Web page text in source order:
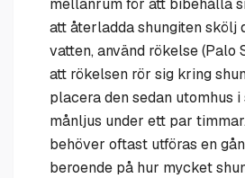
mellanrum för att bibehålla
att återladda shungiten skölj
vatten, använd rökelse (Palo
att rökelsen rör sig kring
placera den sedan utomhus
månljus under ett par
behöver oftast utföras en
beroende på hur mycket